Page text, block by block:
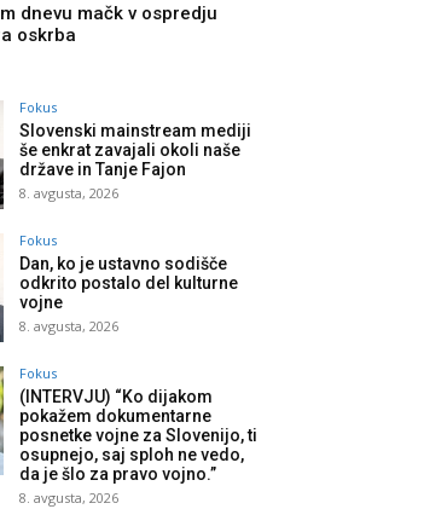
dnevu mačk v ospredju
oskrba
Fokus
Slovenski mainstream mediji
še enkrat zavajali okoli naše
države in Tanje Fajon
8. avgusta, 2026
Fokus
Dan, ko je ustavno sodišče
odkrito postalo del kulturne
vojne
8. avgusta, 2026
Fokus
(INTERVJU) “Ko dijakom
pokažem dokumentarne
posnetke vojne za Slovenijo, ti
osupnejo, saj sploh ne vedo,
da je šlo za pravo vojno.”
8. avgusta, 2026